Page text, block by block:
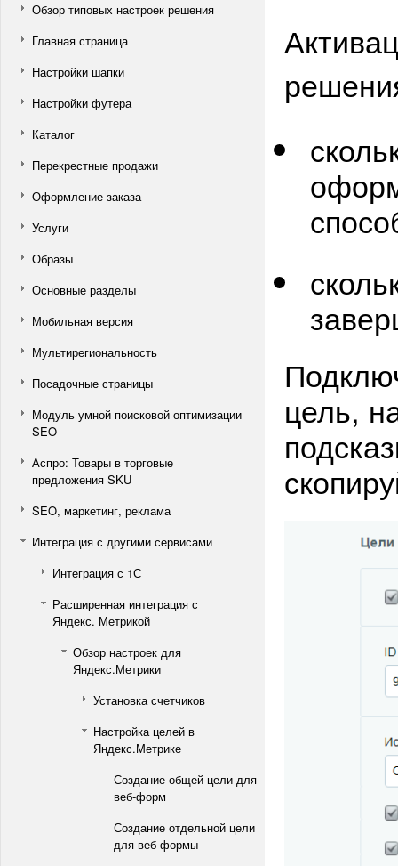
Обзор типовых настроек решения
Главная страница
Настройки шапки
Настройки футера
Каталог
Перекрестные продажи
Оформление заказа
Услуги
Образы
Основные разделы
Мобильная версия
Мультирегиональность
Посадочные страницы
Модуль умной поисковой оптимизации
SEO
Аспро: Товары в торговые
предложения SKU
SEO, маркетинг, реклама
Интеграция с другими сервисами
Интеграция с 1С
Расширенная интеграция с
Яндекс. Метрикой
Обзор настроек для
Яндекс.Метрики
Установка счетчиков
Настройка целей в
Яндекс.Метрике
Создание общей цели для
веб-форм
Создание отдельной цели
для веб-формы
цель,